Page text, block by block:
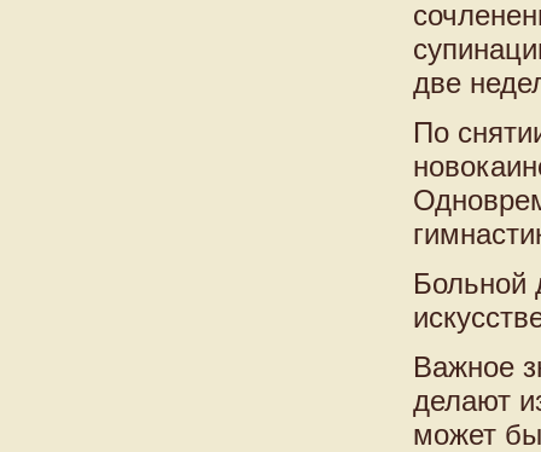
две
По
Больной
Важное
делают
может